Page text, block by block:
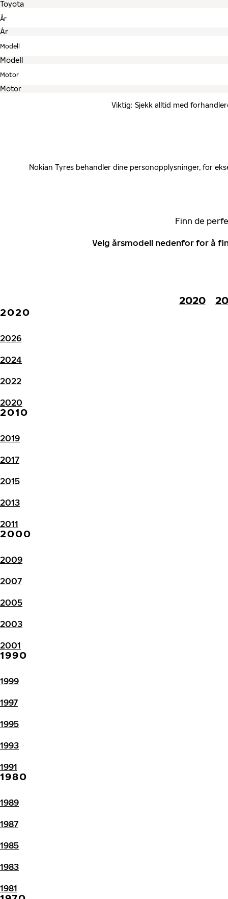
År
Modell
Motor
Viktig: Sjekk alltid med
Nokian Tyres behandler dine personopplysninger, for
Finn de
Velg årsmodell nedenfor for å
2020
2020
2026
2024
2022
2020
2010
2019
2017
2015
2013
2011
2000
2009
2007
2005
2003
2001
1990
1999
1997
1995
1993
1991
1980
1989
1987
1985
1983
1981